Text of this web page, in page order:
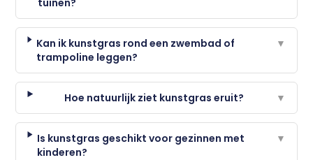
Kan ik kunstgras rond een zwembad of
trampoline leggen?
▼
Hoe natuurlijk ziet kunstgras eruit? ▼
Is kunstgras geschikt voor gezinnen met
kinderen?
▼